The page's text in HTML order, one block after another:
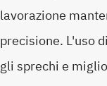
lavorazione
precisione. L'uso
gli sprechi e